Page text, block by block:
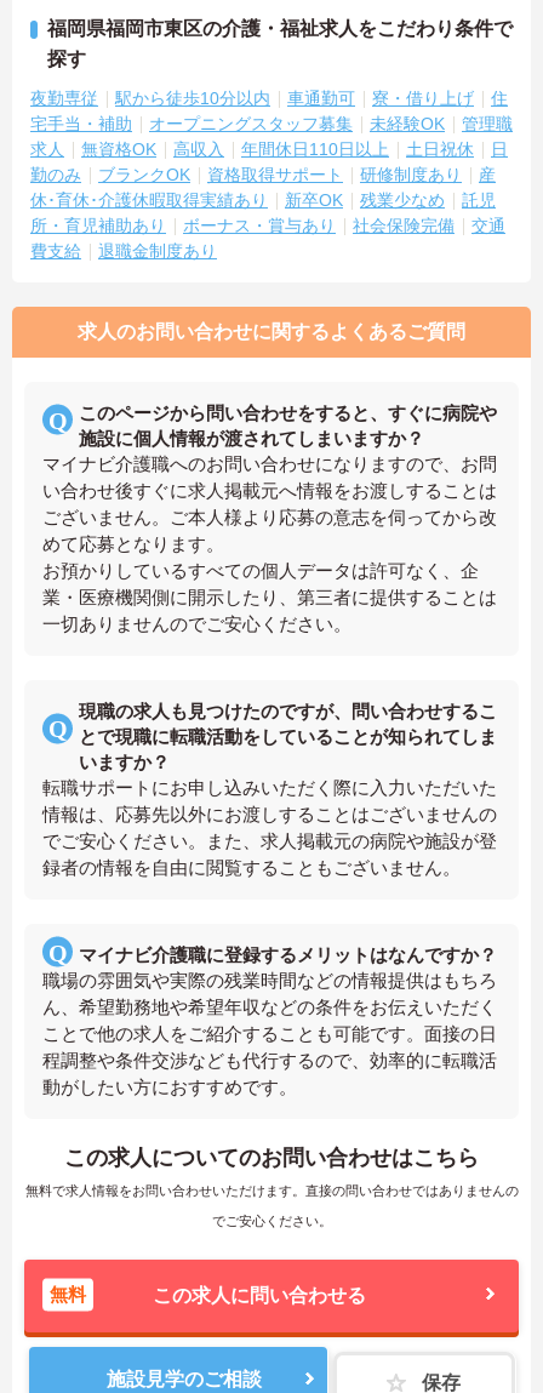
福岡県福岡市東区の介護・福祉求人をこだわり条件で
探す
夜勤専従 駅から徒歩10分以内 車通勤可 寮・借り上げ
住
宅手当・補助
オープニングスタッフ募集 未経験OK
管理職
求人
無資格OK 高収入 年間休日110日以上 土日祝休
日
勤のみ
ブランクOK 資格取得サポート 研修制度あり
産
休･育休･介護休暇取得実績あり
新卒OK 残業少なめ
託児
所・育児補助あり
ボーナス・賞与あり 社会保険完備
交通
費支給
退職金制度あり
求人のお問い合わせに関するよくあるご質問
このページから問い合わせをすると、すぐに病院や
施設に個人情報が渡されてしまいますか？
マイナビ介護職へのお問い合わせになりますので、お問
い合わせ後すぐに求人掲載元へ情報をお渡しすることは
ございません。ご本人様より応募の意志を伺ってから改
めて応募となります。
お預かりしているすべての個人データは許可なく、企
業・医療機関側に開示したり、第三者に提供することは
一切ありませんのでご安心ください。
現職の求人も見つけたのですが、問い合わせするこ
とで現職に転職活動をしていることが知られてしま
いますか？
転職サポートにお申し込みいただく際に入力いただいた
情報は、応募先以外にお渡しすることはございませんの
でご安心ください。また、求人掲載元の病院や施設が登
録者の情報を自由に閲覧することもございません。
マイナビ介護職に登録するメリットはなんですか？
職場の雰囲気や実際の残業時間などの情報提供はもちろ
ん、希望勤務地や希望年収などの条件をお伝えいただく
ことで他の求人をご紹介することも可能です。面接の日
程調整や条件交渉なども代行するので、効率的に転職活
動がしたい方におすすめです。
この求人についてのお問い合わせはこちら
無料で求人情報をお問い合わせいただけます。直接の問い合わせではありませんの
でご安心ください。
無料 この求人に問い合わせる
施設見学のご相談 保存